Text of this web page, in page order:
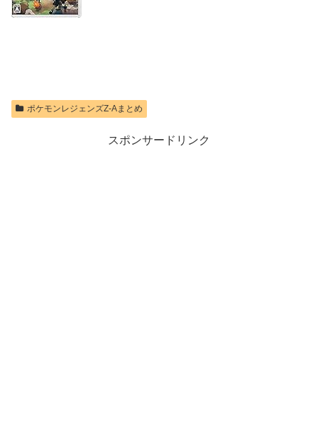
ポケモンレジェンズZ-Aまとめ
スポンサードリンク